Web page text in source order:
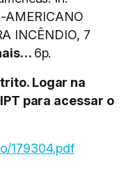
AMERICANO
INCÊNDIO, 7
6p.
Logar na
para acessar o
179304.pdf